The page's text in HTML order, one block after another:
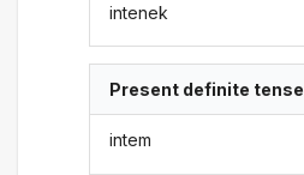
intenek
Present definite tense
intem